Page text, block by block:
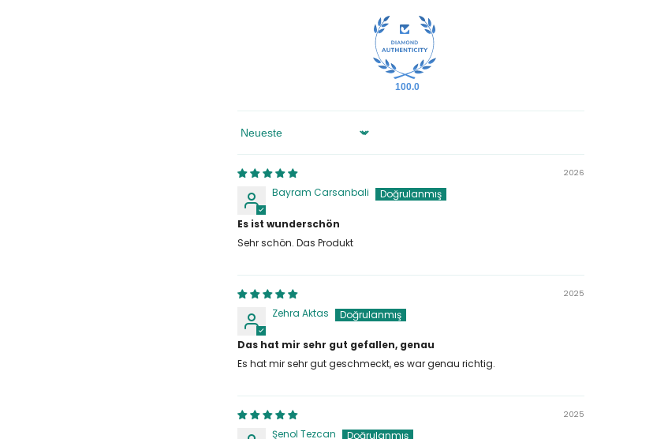
100.0
Sortieren Nach
2026
Bayram Carsanbali
Es ist wunderschön
Sehr schön. Das Produkt
2025
Zehra Aktas
Das hat mir sehr gut gefallen, genau
Es hat mir sehr gut geschmeckt, es war genau richtig.
2025
Şenol Tezcan